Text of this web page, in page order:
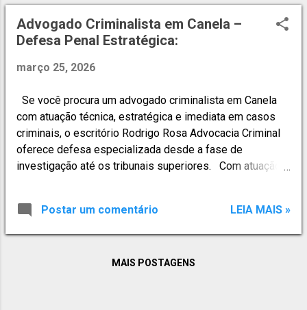
Mesmo sendo cobrada como d í vida, ela continua
sendo pena ⏳ ENTÃO QUAL É O PRAZO PARA
COBRANÇA? Aqui está o ponto mais importante: ❌ N ã o
do Código Penal Na prática, isso significa: O prazo pode
a pena de prisão aplicada 👉 Resultado: muita gente
acha que a dívida acabou… mas ela ainda pode estar
válida. 🚨 QUAIS SÃO OS RISCOS? Se você não entend...
Advogado Criminalista em Canela –
Defesa Penal Estratégica:
março 25, 2026
Se você procura um advogado criminalista em Canela
com atuação técnica, estratégica e imediata em casos
criminais, o escritório Rodrigo Rosa Advocacia Criminal
oferece defesa especializada desde a fase de
investigação até os tribunais superiores. Com atuação
as instâncias; ✔ Recursos aos Tribunais de Justiça,
Tribunais Regionais Federais e Tribunais Superiores; ✔
defesa penal começa no primeiro momento. Cada
Postar um comentário LEIA MAIS »
MAIS POSTAGENS